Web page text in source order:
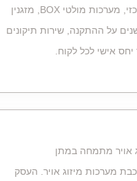
מתקדמות , מיני מרכזי, מערכות מולטי BOX, מזגנין
אחריות 10 שנים על ההתקנה, שירות תיקונים
אישי לכל לקוח.
אויר מתמחה במתן
מערכות מיזוג אויר. העסק